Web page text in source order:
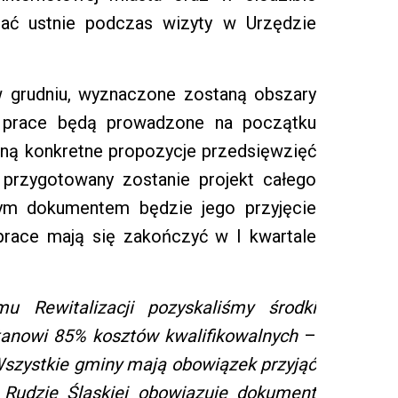
ustnie podczas wizyty w Urzędzie
wyznaczone zostaną obszary
będą prowadzone na początku
konkretne propozycje przedsięwzięć
zostanie projekt całego
dokumentem będzie jego przyjęcie
mają się zakończyć w I kwartale
Rewitalizacji pozyskaliśmy środki
85% kosztów kwalifikowalnych –
gminy mają obowiązek przyjąć
Śląskiej obowiązuje dokument